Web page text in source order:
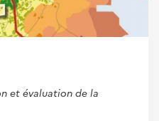
et évaluation de la